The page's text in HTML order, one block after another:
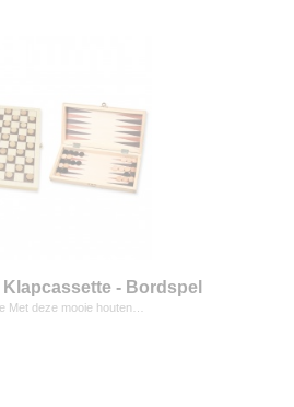
- Bordspel
Met deze mooie houten…